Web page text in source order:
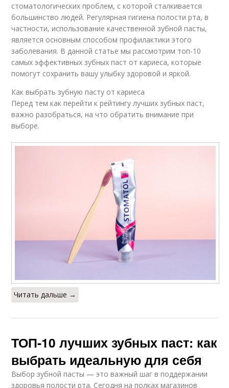
стоматологических проблем, с которой сталкивается
большинство людей. Регулярная гигиена полости рта, в
частности, использование качественной зубной пасты,
является основным способом профилактики этого
заболевания. В данной статье мы рассмотрим топ-10
самых эффективных зубных паст от кариеса, которые
помогут сохранить вашу улыбку здоровой и яркой.
Как выбрать зубную пасту от кариеса
Перед тем как перейти к рейтингу лучших зубных паст,
важно разобраться, на что обратить внимание при
выборе.
Читать дальше →
ТОП-10 лучших зубных паст: как
выбрать идеальную для себя
Выбор зубной пасты — это важный шаг в поддержании
здоровья полости рта. Сегодня на полках магазинов